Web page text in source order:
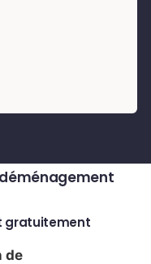
gratuitement
de